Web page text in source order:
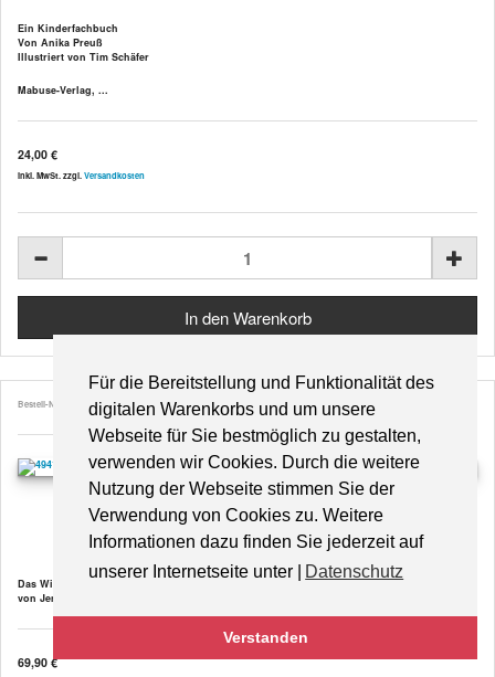
Für die Bereitstellung und Funktionalität des
digitalen Warenkorbs und um unsere
Webseite für Sie bestmöglich zu gestalten,
verwenden wir Cookies. Durch die weitere
Nutzung der Webseite stimmen Sie der
Verwendung von Cookies zu. Weitere
Informationen dazu finden Sie jederzeit auf
unserer Internetseite unter |
Datenschutz
Verstanden
Ein Kinderfachbuch
Von Anika Preuß
Illustriert von Tim Schäfer
Mabuse-Verlag, ...
24,00 €
inkl. MwSt. zzgl. Versandkosten
Bestell-Nr. 49418
Hörakustik Basics
Das Wissen für die moderne Hörsystemanpassung
von Jens Ulrich und Eckhard ...
69,90 €